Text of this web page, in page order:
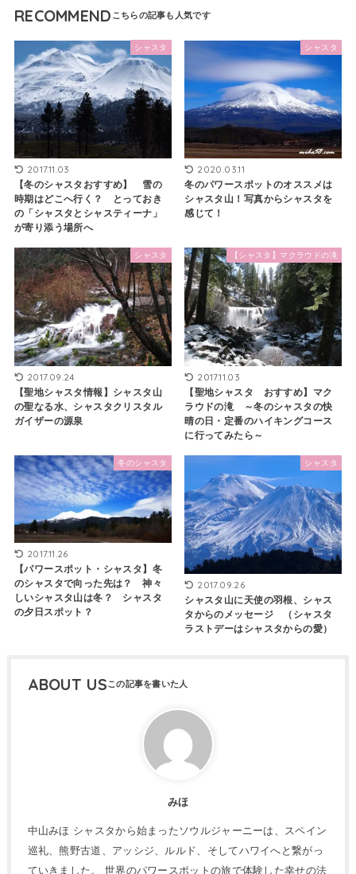
RECOMMEND
シャスタ
2017.11.03
【冬のシャスタおすすめ】 雪の
時期はどこへ行く？ とっておき
の「シャスタとシャスティーナ」
が寄り添う場所へ
シャスタ
2020.03.11
冬のパワースポットのオススメは
シャスタ山！写真からシャスタを
感じて！
シャスタ
2017.09.24
【聖地シャスタ情報】シャスタ山
の聖なる水、シャスタクリスタル
ガイザーの源泉
【シャスタ】マクラウドの滝
2017.11.03
【聖地シャスタ おすすめ】マク
ラウドの滝 ～冬のシャスタの快
晴の日・定番のハイキングコース
に行ってみたら～
冬のシャスタ
2017.11.26
【パワースポット・シャスタ】冬
のシャスタで向った先は？ 神々
しいシャスタ山は冬？ シャスタ
の夕日スポット？
シャスタ
2017.09.26
シャスタ山に天使の羽根、シャス
タからのメッセージ （シャスタ
ラストデーはシャスタからの愛）
ABOUT US
みほ
中山みほ シャスタから始まったソウルジャーニーは、スペイン
巡礼、熊野古道、アッシジ、ルルド、そしてハワイへと繋がっ
ていきました。 世界のパワースポットの旅で体験した幸せの法